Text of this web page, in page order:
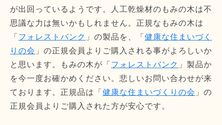
が出回っているようです。人工乾燥材のもみの木は不
思議な力は無いかもしれません。正規なもみの木は
「 フォレストバンク 」の製品を、「 健康な住まいづく
りの会 」の正規会員よりご購入される事がよろしいか
と思います。もみの木が「 フォレストバンク 」製品か
を今一度お確かめください。悲しいお問い合わせが来
ております。正規品は「 健康な住まいづくりの会 」の
正規会員よりご購入された方が安心です。